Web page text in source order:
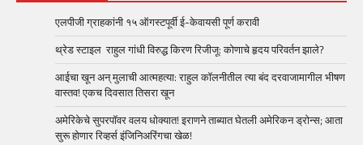
एलपीजी ग्राहकांनी १५ ऑगस्टपूर्वी ई-केवायसी पूर्ण करावी
थ्रेड स्टाइल राहुल गांधी विरुद्ध किरण रिजीजू: कोणाचे हृदय परिवर्तन झाले?
आईचा खून अन् मुलाची आत्महत्या: राहुल कॉलनीतील त्या बंद दरवाजामागील भीषण
वास्तव! एकच दिवसात तिसरा खून
अमेरिकेचे सुपरपॉवर वलय धोक्यात! इराणने ताब्यात घेतली अमेरिकन ड्रोन्स; आता
सुरू होणार रिव्हर्स इंजिनिअरिंगचा खेळ!